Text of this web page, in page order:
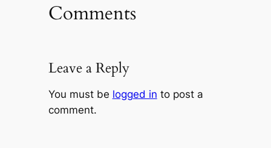
Comments
Leave a Reply
You must be logged in to post a
comment.